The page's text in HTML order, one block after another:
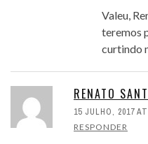
Valeu,
teremos
curtindo
RENATO
15 JULHO, 2017
RESPONDER